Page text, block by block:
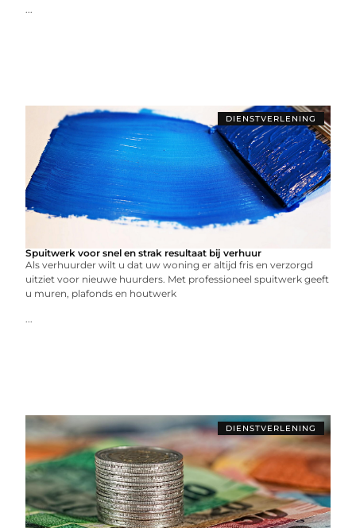
...
DIENSTVERLENING
Spuitwerk voor snel en strak resultaat bij verhuur
Als verhuurder wilt u dat uw woning er altijd fris en verzorgd
uitziet voor nieuwe huurders. Met professioneel spuitwerk geeft
u muren, plafonds en houtwerk
...
DIENSTVERLENING